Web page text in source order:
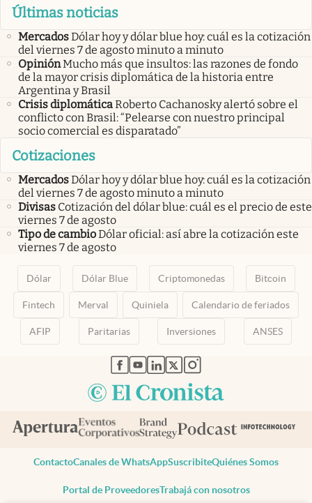
Últimas noticias
MercadosDólar hoy y dólar blue hoy: cuál es la cotización
del viernes 7 de agosto minuto a minuto
OpiniónMucho más que insultos: las razones de fondo
de la mayor crisis diplomática de la historia entre
Argentina y Brasil
Crisis diplomáticaRoberto Cachanosky alertó sobre el
conflicto con Brasil: “Pelearse con nuestro principal
socio comercial es disparatado”
Cotizaciones
MercadosDólar hoy y dólar blue hoy: cuál es la cotización
del viernes 7 de agosto minuto a minuto
Divisas Cotización del dólar blue: cuál es el precio de este
viernes 7 de agosto
Tipo de cambioDólar oficial: así abre la cotización este
viernes 7 de agosto
Dólar Dólar Blue Criptomonedas Bitcoin
Fintech Merval Quiniela Calendario de feriados
AFIP Paritarias Inversiones ANSES
abre en nueva pestaña
abre en nueva pestaña
abre en nueva pestaña
abre en nueva pestaña
abre en nueva pestaña
ContactoCanales de WhatsAppSuscribiteQuiénes Somos
Portal de ProveedoresTrabajá con nosotros